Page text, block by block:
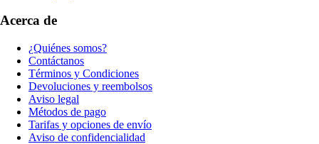
Acerca de
¿Quiénes somos?
Contáctanos
Términos y Condiciones
Devoluciones y reembolsos
Aviso legal
Métodos de pago
Tarifas y opciones de envío
Aviso de confidencialidad